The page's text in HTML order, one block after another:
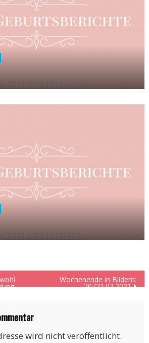
Wochenende in Bildern:
20./21.02.2021
wird nicht veröffentlicht.